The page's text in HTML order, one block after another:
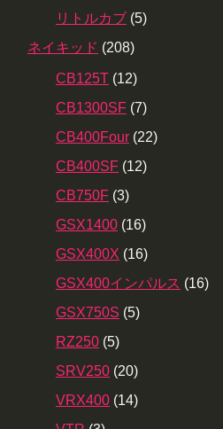
リトルカブ (5)
ネイキッド (208)
CB125T (12)
CB1300SF (7)
CB400Four (22)
CB400SF (12)
CB750F (3)
GSX1400 (16)
GSX400X (16)
GSX400インパルス (16)
GSX750S (5)
RZ250 (5)
SRV250 (20)
VRX400 (14)